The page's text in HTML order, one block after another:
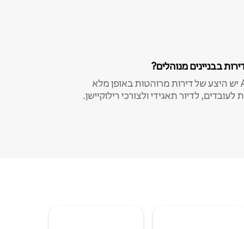
בבניינים מנוהלים?
ב-Airbnb יש היצע של דירות מרוהטות באופן מלא
לדיור תאגידי ולצורכי רילוקיישן.